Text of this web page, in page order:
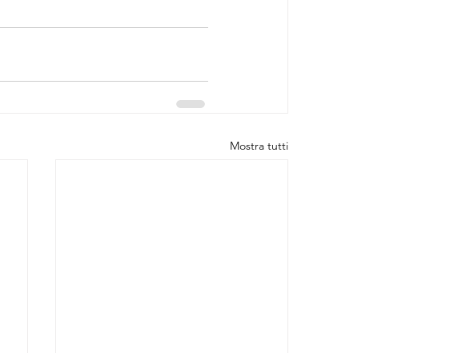
Mostra tutti